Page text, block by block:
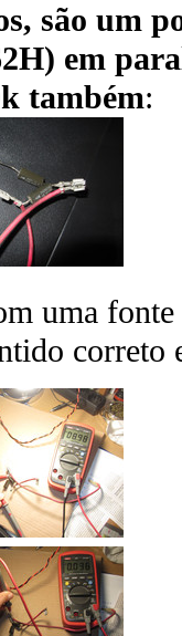
são um
em
também:
uma
correto